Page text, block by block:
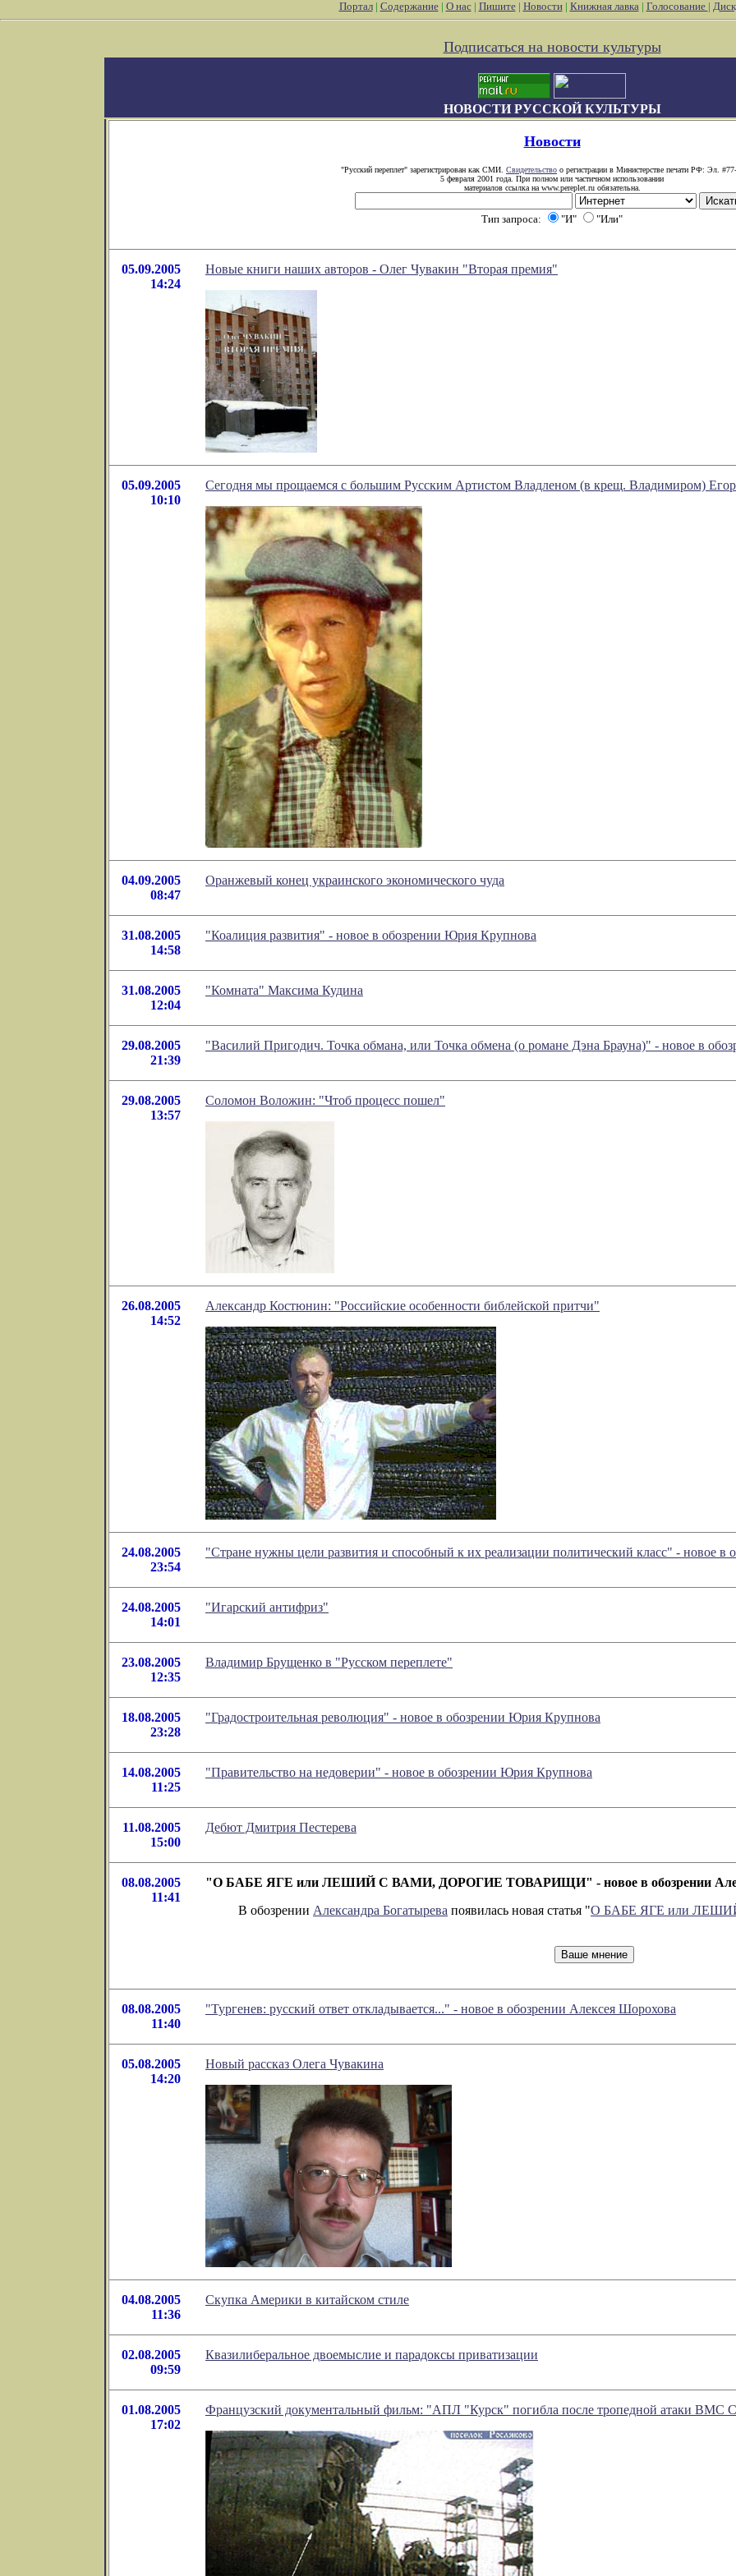
Портал| Содержание| О нас| Пишите| Новости| Книжная лавка| Голосование |
Подписаться на новости культуры
НОВОСТИ РУССКОЙ КУЛЬТУРЫ
Новости
"Русский переплет" зарегистрирован как СМИ. Свидетельство о регистрации в Министерстве печати РФ: Эл.
5 февраля 2001 года. При полном или частичном использовании
материалов ссылка на www.pereplet.ru обязательна.
Тип запроса: "И" "Или"
05.09.2005
14:24
Новые книги наших авторов - Олег Чувакин "Вторая премия"
05.09.2005
10:10
Сегодня мы прощаемся с большим Русским Артистом Владленом (в крещ. Владимиром)
04.09.2005
08:47
Оранжевый конец украинского экономического чуда
31.08.2005
14:58
"Коалиция развития" - новое в обозрении Юрия Крупнова
31.08.2005
12:04
"Комната" Максима Кудина
29.08.2005
21:39
"Василий Пригодич. Точка обмана, или Точка обмена (о романе Дэна Брауна)" - новое в
29.08.2005
13:57
Соломон Воложин: "Чтоб процесс пошел"
26.08.2005
14:52
Александр Костюнин: "Российские особенности библейской притчи"
24.08.2005
23:54
"Cтране нужны цели развития и способный к их реализации политический класс" - новое
24.08.2005
14:01
"Игарский антифриз"
23.08.2005
12:35
Владимир Брущенко в "Руcском переплете"
18.08.2005
23:28
"Градостроительная революция" - новое в обозрении Юрия Крупнова
14.08.2005
11:25
"Правительство на недоверии" - новое в обозрении Юрия Крупнова
11.08.2005
15:00
Дебют Дмитрия Пестерева
08.08.2005
11:41
"О БАБЕ ЯГЕ или ЛЕШИЙ С ВАМИ, ДОРОГИЕ ТОВАРИЩИ" - новое в обозрении
В обозрении Александра Богатырева появилась новая статья "О БАБЕ ЯГЕ или
08.08.2005
11:40
"Тургенев: русский ответ откладывается..." - новое в обозрении Алексея Шорохова
05.08.2005
14:20
Новый рассказ Олега Чувакина
04.08.2005
11:36
Скупка Америки в китайском стиле
02.08.2005
09:59
Квазилиберальное двоемыслие и парадоксы приватизации
01.08.2005
17:02
Французский документальный фильм: "АПЛ "Курск" погибла после тропедной атаки